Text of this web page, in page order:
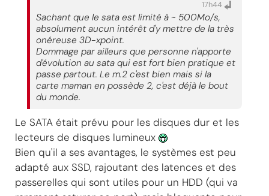
17h44
Sachant que le sata est limité à ~ 500Mo/s,
absolument aucun intérêt d'y mettre de la très
onéreuse 3D-xpoint.
Dommage par ailleurs que personne n'apporte
d'évolution au sata qui est fort bien pratique et
passe partout. Le m.2 c'est bien mais si la
carte maman en possède 2, c'est déjà le bout
du monde.
Le SATA était prévu pour les disques dur et les
lecteurs de disques lumineux
Bien qu'il a ses avantages, le systèmes est peu
adapté aux SSD, rajoutant des latences et des
passerelles qui sont utiles pour un HDD (qui va